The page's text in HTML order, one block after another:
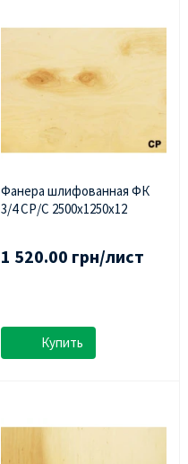
Фанера шлифованная ФК
3/4 СР/С 2500х1250х12
1 520.00 грн/лист
Купить